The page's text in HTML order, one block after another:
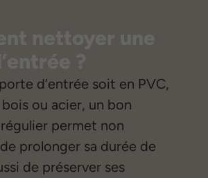
nettoyer une
?
d’entrée soit en PVC,
ou acier, un bon
permet non
prolonger sa durée de
de préserver ses